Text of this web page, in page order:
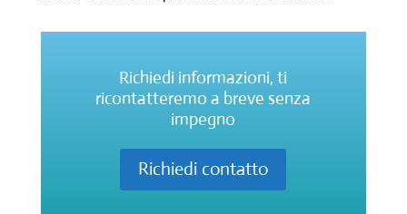
Richiedi informazioni, ti
ricontatteremo a breve senza
impegno
Richiedi contatto